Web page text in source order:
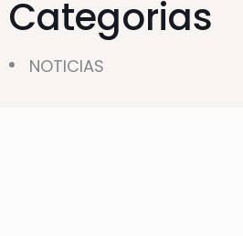
Categorias
NOTICIAS